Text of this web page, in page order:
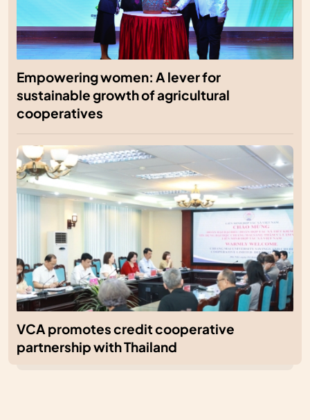
Empowering women: A lever for
sustainable growth of agricultural
cooperatives
VCA promotes credit cooperative
partnership with Thailand